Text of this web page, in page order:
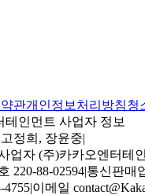
관개인정보처리방침청
테인먼트 사업자 정보
정희, 장윤중|
업자 (주)카카오엔터테
220-88-02594|통신판매
4755|이메일